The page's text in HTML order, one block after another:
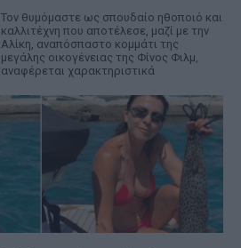
Τον θυμόμαστε ως σπουδαίο ηθοποιό και
καλλιτέχνη που αποτέλεσε, μαζί με την
Αλίκη, αναπόσπαστο κομμάτι της
μεγάλης οικογένειας της Φίνος Φιλμ,
αναφέρεται χαρακτηριστικά